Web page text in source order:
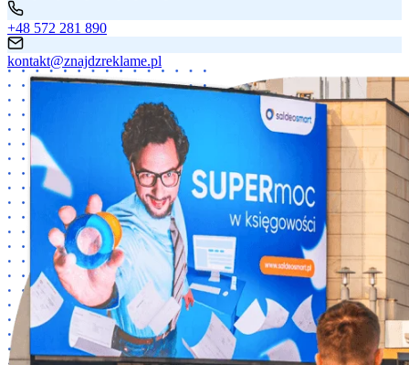
+48 572 281 890
kontakt@znajdzreklame.pl